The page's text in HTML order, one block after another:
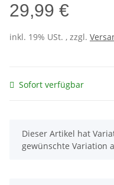
29,99 €
inkl. 19% USt. , zzgl.
Sofort verfügbar
x
Dieser Artikel hat
gewünschte Variation